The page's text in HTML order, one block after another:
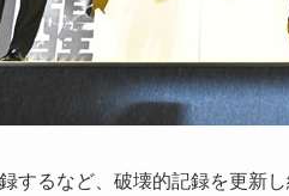
するなど、破壊的記録を更新